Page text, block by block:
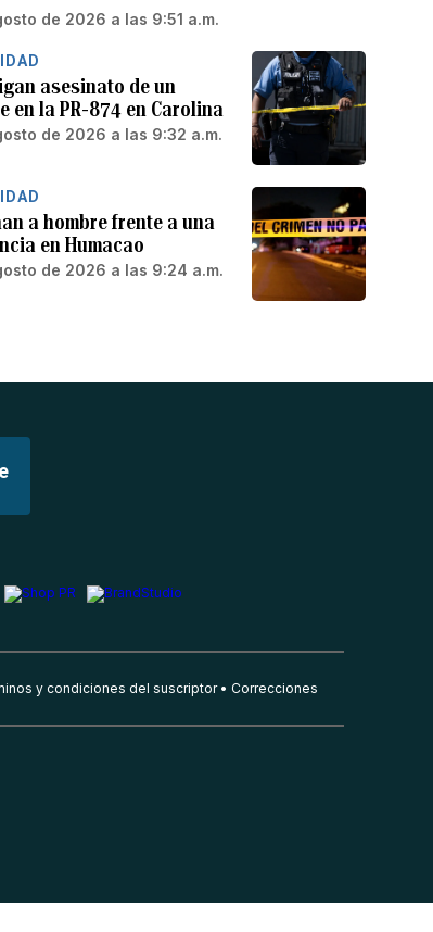
de 2026 a las 9:51 a.m.
asesinato de un
en la PR-874 en Carolina
de 2026 a las 9:32 a.m.
a hombre frente a una
en Humacao
de 2026 a las 9:24 a.m.
y condiciones del suscriptor Correcciones